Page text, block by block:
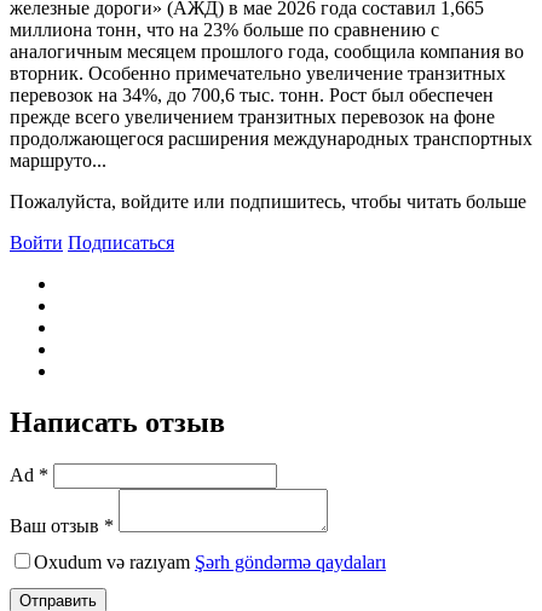
железные дороги» (АЖД) в мае 2026 года составил 1,665
миллиона тонн, что на 23% больше по сравнению с
аналогичным месяцем прошлого года, сообщила компания во
вторник. Особенно примечательно увеличение транзитных
перевозок на 34%, до 700,6 тыс. тонн. Рост был обеспечен
прежде всего увеличением транзитных перевозок на фоне
продолжающегося расширения международных транспортных
маршруто...
Пожалуйста, войдите или подпишитесь, чтобы читать больше
Войти Подписаться
Написать отзыв
Ad *
Ваш отзыв *
Oxudum və razıyam Şərh göndərmə qaydaları
Отправить